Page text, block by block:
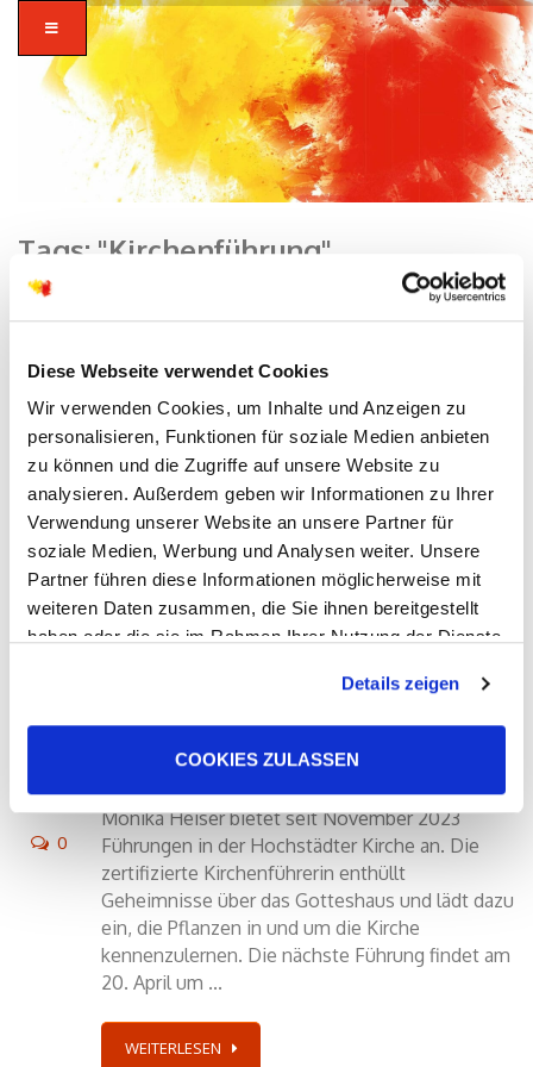
Diese Webseite verwendet Cookies
Wir verwenden Cookies, um Inhalte und Anzeigen zu
personalisieren, Funktionen für soziale Medien anbieten
zu können und die Zugriffe auf unsere Website zu
analysieren. Außerdem geben wir Informationen zu Ihrer
Verwendung unserer Website an unsere Partner für
soziale Medien, Werbung und Analysen weiter. Unsere
Partner führen diese Informationen möglicherweise mit
weiteren Daten zusammen, die Sie ihnen bereitgestellt
haben oder die sie im Rahmen Ihrer Nutzung der Dienste
Cookies, wenn Sie unsere Webseite weiterhin nutzen.
Details zeigen
COOKIES ZULASSEN
zusammen in
vielfalt glauben.
Tags: "Kirchenführung"
Home
APR
0
Was blüht denn da in der
Monika Heiser bietet seit November 2023
Führungen in der Hochstädter Kirche an. Die
zertifizierte Kirchenführerin enthüllt
Geheimnisse über das Gotteshaus und lädt dazu
ein, die Pflanzen in und um die Kirche
kennenzulernen. Die nächste Führung findet am
20. April um ...
WEITERLESEN